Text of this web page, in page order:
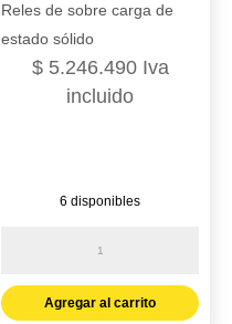
Reles de sobre carga de
estado sólido
$5.246.490 Iva
incluido
6 disponibles
4CT
Agregar al carrito